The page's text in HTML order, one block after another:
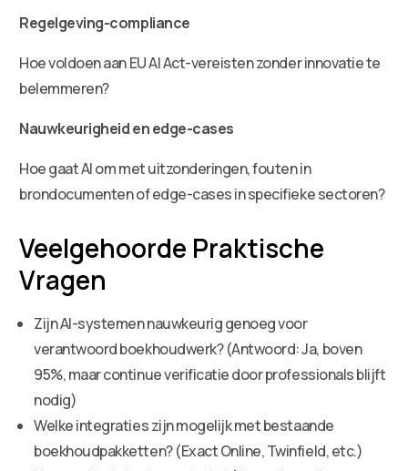
Regelgeving-compliance
Hoe voldoen aan EU AI Act-vereisten zonder innovatie te
belemmeren?
Nauwkeurigheid en edge-cases
Hoe gaat AI om met uitzonderingen, fouten in
brondocumenten of edge-cases in specifieke sectoren?
Veelgehoorde Praktische
Vragen
Zijn AI-systemen nauwkeurig genoeg voor
verantwoord boekhoudwerk? (Antwoord: Ja, boven
95%, maar continue verificatie door professionals blijft
nodig)
Welke integraties zijn mogelijk met bestaande
boekhoudpakketten? (Exact Online, Twinfield, etc.)